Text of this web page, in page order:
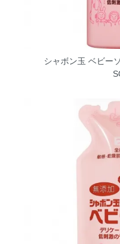
シャボン玉 ベビー